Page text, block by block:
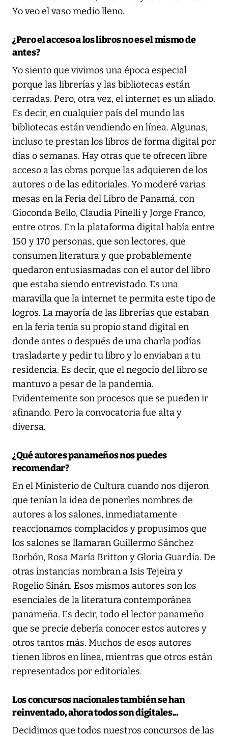
Yo veo el vaso medio lleno.
¿Pero el acceso a los libros no es el mismo de
antes?
Yo siento que vivimos una época especial
porque las librerías y las bibliotecas están
cerradas. Pero, otra vez, el internet es un aliado.
Es decir, en cualquier país del mundo las
bibliotecas están vendiendo en línea. Algunas,
incluso te prestan los libros de forma digital por
días o semanas. Hay otras que te ofrecen libre
acceso a las obras porque las adquieren de los
autores o de las editoriales. Yo moderé varias
mesas en la Feria del Libro de Panamá, con
Gioconda Bello, Claudia Pinelli y Jorge Franco,
entre otros. En la plataforma digital había entre
150 y 170 personas, que son lectores, que
consumen literatura y que probablemente
quedaron entusiasmadas con el autor del libro
que estaba siendo entrevistado. Es una
maravilla que la internet te permita este tipo de
logros. La mayoría de las librerías que estaban
en la feria tenía su propio stand digital en
donde antes o después de una charla podías
trasladarte y pedir tu libro y lo enviaban a tu
residencia. Es decir, que el negocio del libro se
mantuvo a pesar de la pandemia.
Evidentemente son procesos que se pueden ir
afinando. Pero la convocatoria fue alta y
diversa.
¿Qué autores panameños nos puedes
recomendar?
En el Ministerio de Cultura cuando nos dijeron
que tenían la idea de ponerles nombres de
autores a los salones, inmediatamente
reaccionamos complacidos y propusimos que
los salones se llamaran Guillermo Sánchez
Borbón, Rosa María Britton y Gloria Guardia. De
otras instancias nombran a Isis Tejeira y
Rogelio Sinán. Esos mismos autores son los
esenciales de la literatura contemporánea
panameña. Es decir, todo el lector panameño
que se precie debería conocer estos autores y
otros tantos más. Muchos de esos autores
tienen libros en línea, mientras que otros están
representados por editoriales.
Los concursos nacionales también se han
reinventado, ahora todos son digitales...
Decidimos que todos nuestros concursos de las